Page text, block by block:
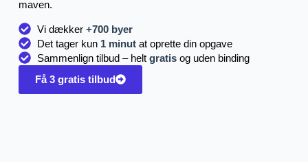
maven.
Vi dækker+700 byer
Det tager kun 1 minut at oprette din opgave
Sammenlign tilbud – heltgratis og uden binding
Få 3 gratis tilbud